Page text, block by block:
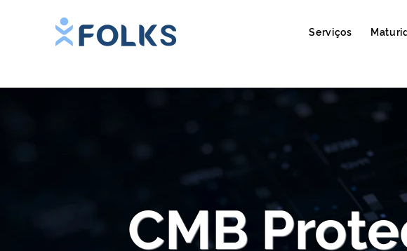
Serviços
CMB